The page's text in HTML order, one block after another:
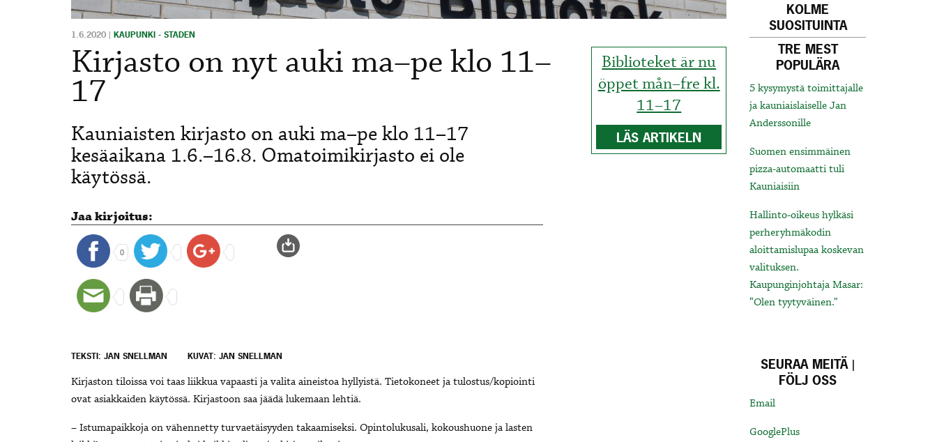
Biblioteket är nu
öppet mån–fre kl.
11–17
LÄS ARTIKELN
1.6.2020 | KAUPUNKI - STADEN
Kirjasto on nyt auki ma–pe klo 11–
17
Kauniaisten kirjasto on auki ma–pe klo 11–17
kesäaikana 1.6.–16.8. Omatoimikirjasto ei ole
käytössä.
Jaa kirjoitus:
0
TEKSTI: JAN SNELLMAN KUVAT: JAN SNELLMAN
Kirjaston tiloissa voi taas liikkua vapaasti ja valita aineistoa hyllyistä. Tietokoneet ja tulostus/kopiointi
ovat asiakkaiden käytössä. Kirjastoon saa jäädä lukemaan lehtiä.
– Istumapaikkoja on vähennetty turvaetäisyyden takaamiseksi. Opintolukusali, kokoushuone ja lasten
KOLME
SUOSITUINTA
TRE MEST
POPULÄRA
5 kysymystä toimittajalle
ja kauniaislaiselle Jan
Anderssonille
Suomen ensimmäinen
pizza-automaatti tuli
Kauniaisiin
Hallinto-oikeus hylkäsi
perheryhmäkodin
aloittamislupaa koskevan
valituksen.
Kaupunginjohtaja Masar:
“Olen tyytyväinen.”
SEURAA MEITÄ |
FÖLJ OSS
Email
GooglePlus